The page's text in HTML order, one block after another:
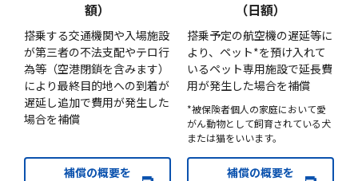
額）
搭乗する交通機関や入場施設
が第三者の不法支配やテロ行
為等（空港閉鎖を含みます）
により最終目的地への到着が
遅延し追加で費用が発生した
場合を補償
補償の概要を
（日額）
搭乗予定の航空機の遅延等に
より、ペット*を預け入れて
いるペット専用施設で延長費
用が発生した場合を補償
*被保険者個人の家庭において愛
がん動物として飼育されている犬
または猫をいいます。
補償の概要を